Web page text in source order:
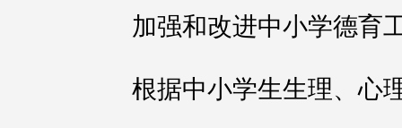
加强和改进中小学德育
根据中小学生生理、心